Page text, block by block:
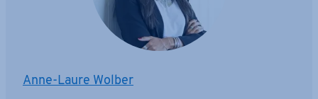
Anne-Laure Wolber